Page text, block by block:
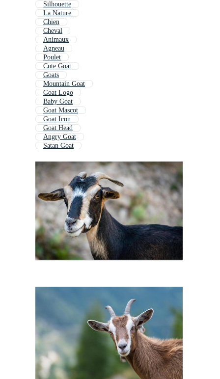
Silhouette
La Nature
Chien
Cheval
Animaux
Agneau
Poulet
Cute Goat
Goats
Mountain Goat
Goat Logo
Baby Goat
Goat Mascot
Goat Icon
Goat Head
Angry Goat
Satan Goat